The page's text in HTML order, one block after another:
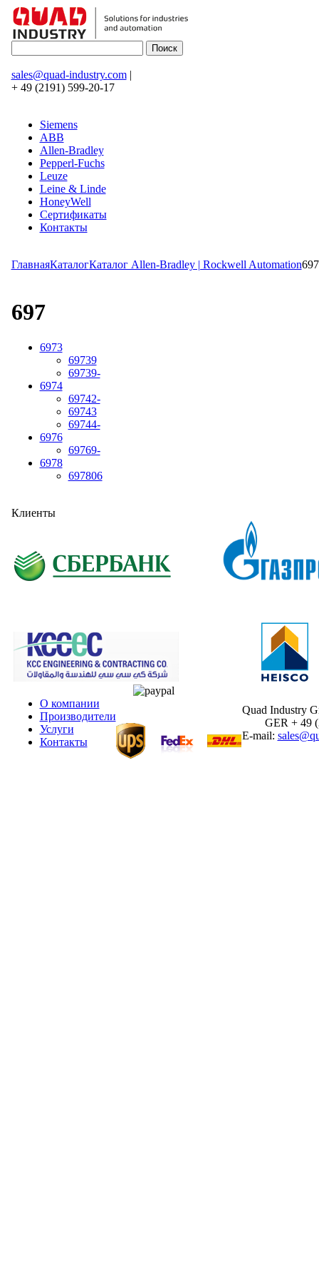
sales@quad-industry.com|
+ 49 (2191) 599-20-17
Siemens
ABB
Allen-Bradley
Pepperl-Fuchs
Leuze
Leine & Linde
HoneyWell
Сертификаты
Контакты
ГлавнаяКаталогКаталог Allen-Bradley | Rockwell Automation697
697
6973
69739
69739-
6974
69742-
69743
69744-
6976
69769-
6978
697806
Клиенты
О компании
Производители
Услуги
Контакты
Quad Industry
GER + 49
E-mail: